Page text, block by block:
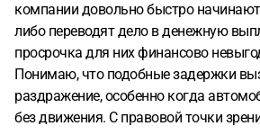
компании довольно быстро
либо переводят дело в денежную
просрочка для них финансово
Понимаю, что подобные задержки
раздражение, особенно когда
без движения. С правовой точки